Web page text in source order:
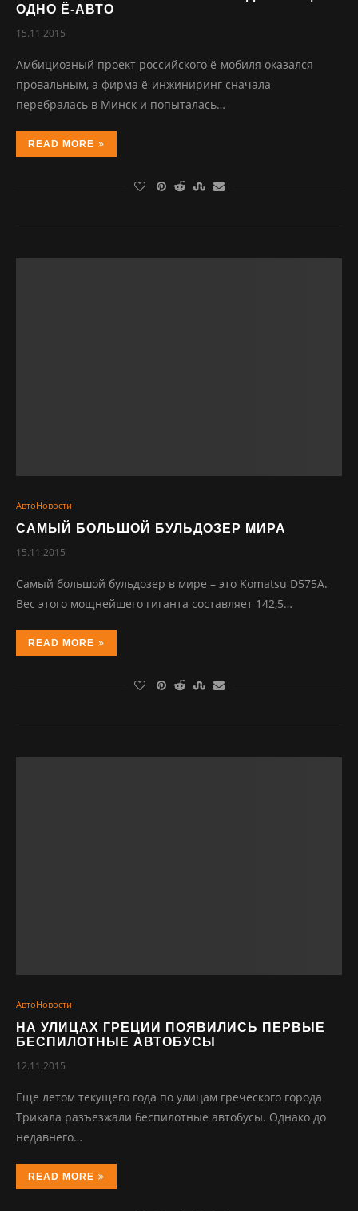
ОДНО Ё-АВТО
15.11.2015
Амбициозный проект российского ё-мобиля оказался
провальным, а фирма ё-инжиниринг сначала
перебралась в Минск и попыталась…
READ MORE
АвтоНовости
САМЫЙ БОЛЬШОЙ БУЛЬДОЗЕР МИРА
15.11.2015
Самый большой бульдозер в мире – это Komatsu D575A.
Вес этого мощнейшего гиганта составляет 142,5…
READ MORE
АвтоНовости
НА УЛИЦАХ ГРЕЦИИ ПОЯВИЛИСЬ ПЕРВЫЕ
БЕСПИЛОТНЫЕ АВТОБУСЫ
12.11.2015
Еще летом текущего года по улицам греческого города
Трикала разъезжали беспилотные автобусы. Однако до
недавнего…
READ MORE